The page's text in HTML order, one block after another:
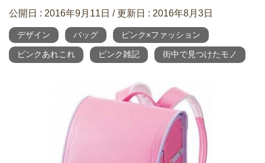
公開日 : 2016年9月11日 / 更新日 : 2016年8月3日
デザイン バッグ ピンク×ファッション
ピンクあれこれ ピンク雑記 街中で見つけたモノ